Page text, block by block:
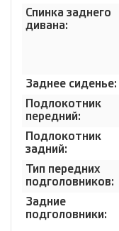
Спинка заднего
дивана:
Заднее сиденье:
Подлокотник
передний:
Подлокотник
задний:
Тип передних
подголовников:
Задние
подголовники: